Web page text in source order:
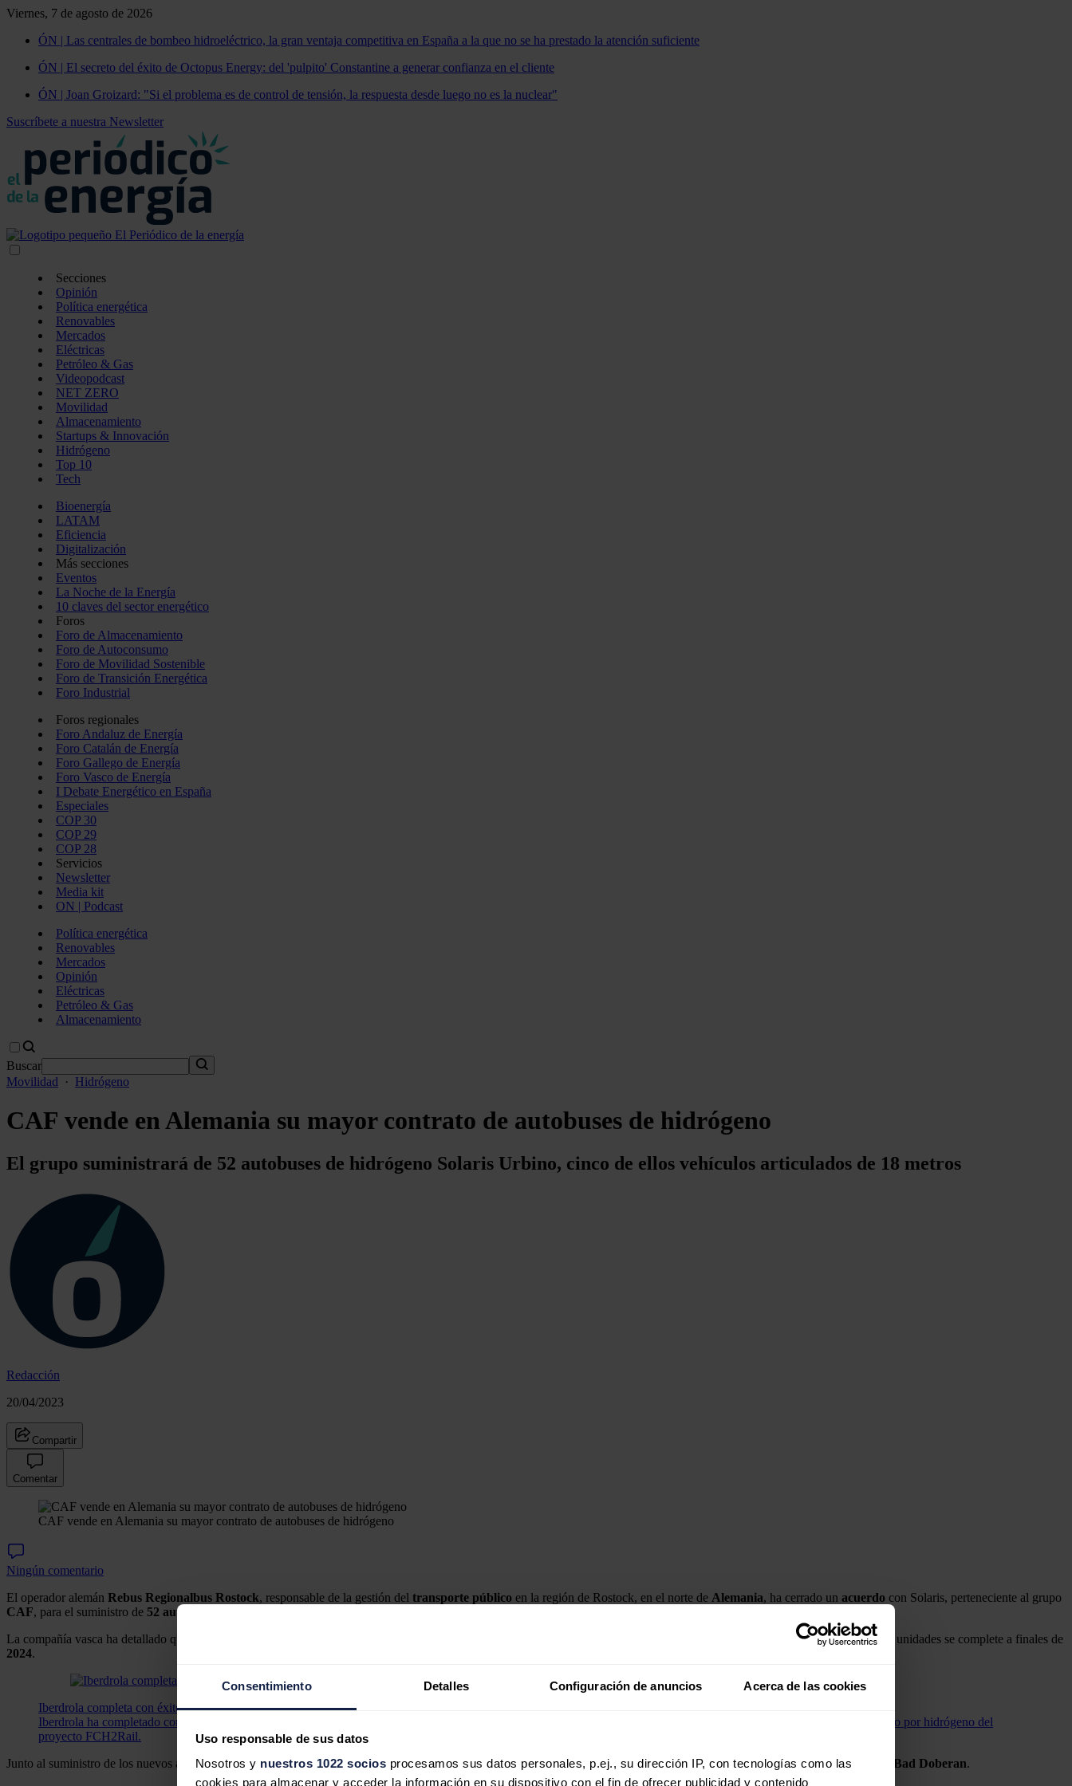
Consentimiento Detalles Configuración de anuncios Acerca de las cookies
Uso responsable de sus datos
Nosotros y nuestros 1022 socios procesamos sus datos personales, p.ej., su dirección IP, con tecnologías como las
cookies para almacenar y acceder la información en su dispositivo con el fin de ofrecer publicidad y contenido
Viernes, 7 de agosto de 2026
ÓN | Las centrales de bombeo hidroeléctrico, la gran ventaja competitiva en España a la que no se ha prestado la atención suficiente
ÓN | El secreto del éxito de Octopus Energy: del 'pulpito' Constantine a generar confianza en el cliente
ÓN | Joan Groizard: "Si el problema es de control de tensión, la respuesta desde luego no es la nuclear"
Suscríbete a nuestra Newsletter
Secciones
Opinión
Política energética
Renovables
Mercados
Eléctricas
Petróleo & Gas
Videopodcast
NET ZERO
Movilidad
Almacenamiento
Startups & Innovación
Hidrógeno
Top 10
Tech
Bioenergía
LATAM
Eficiencia
Digitalización
Más secciones
Eventos
La Noche de la Energía
10 claves del sector energético
Foros
Foro de Almacenamiento
Foro de Autoconsumo
Foro de Movilidad Sostenible
Foro de Transición Energética
Foro Industrial
Foros regionales
Foro Andaluz de Energía
Foro Catalán de Energía
Foro Gallego de Energía
Foro Vasco de Energía
I Debate Energético en España
Especiales
COP 30
COP 29
COP 28
Servicios
Newsletter
Media kit
ON | Podcast
Política energética
Renovables
Mercados
Opinión
Eléctricas
Petróleo & Gas
Almacenamiento
Buscar
Movilidad
· Hidrógeno
CAF vende en Alemania su mayor contrato de autobuses de hidrógeno
El grupo suministrará de 52 autobuses de hidrógeno Solaris Urbino, cinco de ellos vehículos articulados de 18 metros
Redacción
20/04/2023
Compartir
Comentar
CAF vende en Alemania su mayor contrato de autobuses de hidrógeno
Ningún comentario
El operador alemán Rebus Regionalbus Rostock, responsable de la gestión del transporte público en la región de Rostock, en el norte de Alemania, ha cerrado un acuerdo con Solaris, perteneciente al grupo
CAF, para el suministro de 52 autobuses de hidrógeno Solaris Urbino
La compañía vasca ha detallado que se trata del mayor contrato obtenido por Solaris hasta la fecha de vehículos
. Está previsto que laentregade las unidades se complete a finales de
2024.
Iberdrola completa con éxito el suministro de hidrógeno verde a CAF en Zaragoza
Iberdrola ha completado con éxito el suministro de hidrógeno verde a CAF en Zaragoza para la realización de las pruebas dinámicas en vía del tren demostrador propulsado por hidrógeno del
proyecto FCH2Rail.
Junto al suministro de los nuevos autobuses, el contrato contempla laconstruccióndedos estaciones de servicio de hidrógenoen dos depósitos en las ciudades de Güstrow Bad Doberan.